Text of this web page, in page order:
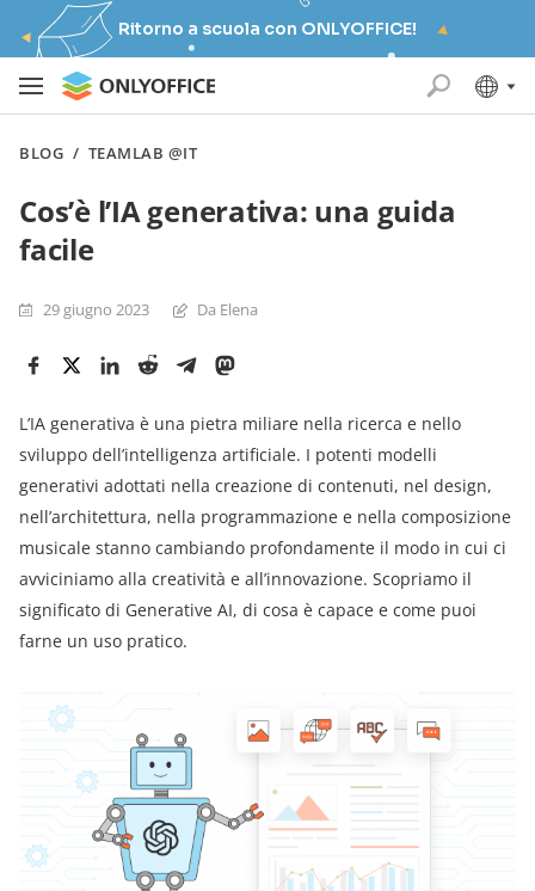
Ritorno a scuola con ONLYOFFICE!
BLOG / TEAMLAB @IT
Cos’è l’IA generativa: una guida
facile
29 giugno 2023 Da Elena
L’IA generativa è una pietra miliare nella ricerca e nello
sviluppo dell’intelligenza artificiale. I potenti modelli
generativi adottati nella creazione di contenuti, nel design,
nell’architettura, nella programmazione e nella composizione
musicale stanno cambiando profondamente il modo in cui ci
avviciniamo alla creatività e all’innovazione. Scopriamo il
significato di Generative AI, di cosa è capace e come puoi
farne un uso pratico.